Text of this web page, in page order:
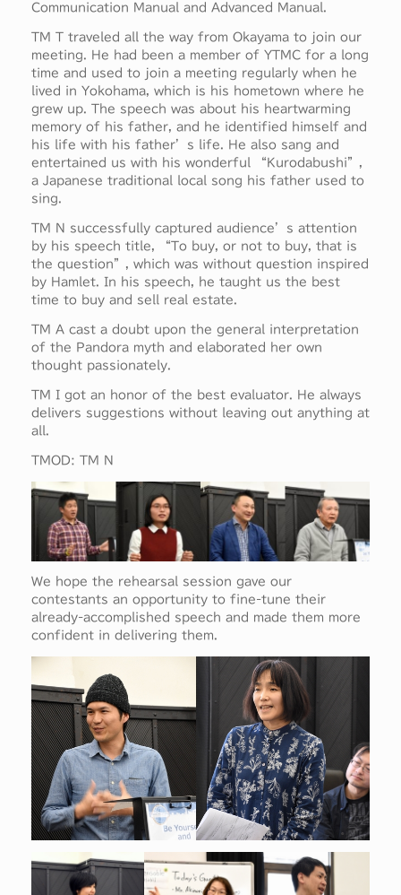
Communication Manual and Advanced Manual.
TM T traveled all the way from Okayama to join our
meeting. He had been a member of YTMC for a long
time and used to join a meeting regularly when he
lived in Yokohama, which is his hometown where he
grew up. The speech was about his heartwarming
memory of his father, and he identified himself and
his life with his father’s life. He also sang and
entertained us with his wonderful “Kurodabushi”,
a Japanese traditional local song his father used to
sing.
TM N successfully captured audience’s attention
by his speech title, “To buy, or not to buy, that is
the question”, which was without question inspired
by Hamlet. In his speech, he taught us the best
time to buy and sell real estate.
TM A cast a doubt upon the general interpretation
of the Pandora myth and elaborated her own
thought passionately.
TM I got an honor of the best evaluator. He always
delivers suggestions without leaving out anything at
all.
TMOD: TM N
We hope the rehearsal session gave our
contestants an opportunity to fine-tune their
already-accomplished speech and made them more
confident in delivering them.